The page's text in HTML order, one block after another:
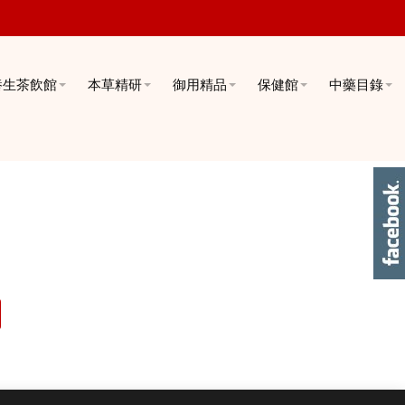
茶飲館 本草精研 御用精品 保健館 中藥目錄